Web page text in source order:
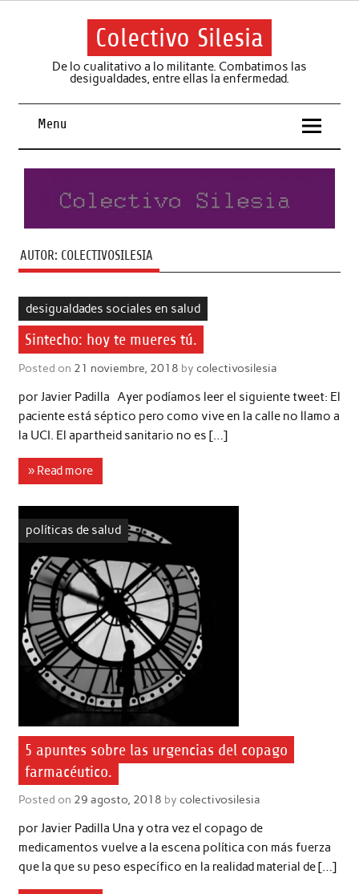
Skip
Colectivo Silesia
De lo cualitativo a lo militante. Combatimos las
desigualdades, entre ellas la enfermedad.
Menu
AUTOR: COLECTIVOSILESIA
desigualdades sociales en salud
Sintecho: hoy te mueres tú.
Posted on 21 noviembre, 2018 by colectivosilesia
por Javier Padilla Ayer podíamos leer el siguiente tweet: El
paciente está séptico pero como vive en la calle no llamo a
la UCI. El apartheid sanitario no es […]
» Read more
políticas de salud
5 apuntes sobre las urgencias del copago
farmacéutico.
Posted on 29 agosto, 2018 by colectivosilesia
por Javier Padilla Una y otra vez el copago de
medicamentos vuelve a la escena política con más fuerza
que la que su peso específico en la realidad material de […]